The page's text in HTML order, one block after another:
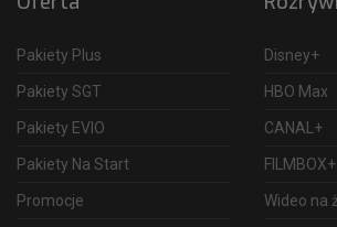
Pakiety Plus
Pakiety SGT
Pakiety EVIO
Pakiety Na Start
Promocje
Disney+
HBO Max
CANAL+
FILMBOX+
Wideo na